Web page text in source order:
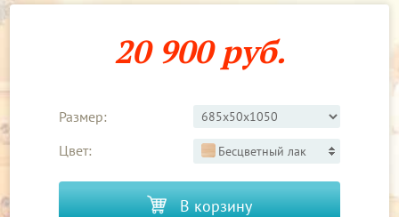
20 900 руб.
Размер:
Цвет:
Бесцветный лак
В корзину